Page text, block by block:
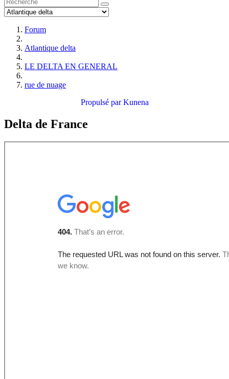
Forum
Atlantique delta
LE DELTA EN GENERAL
rue de nuage
Propulsé parKunena
Delta de France